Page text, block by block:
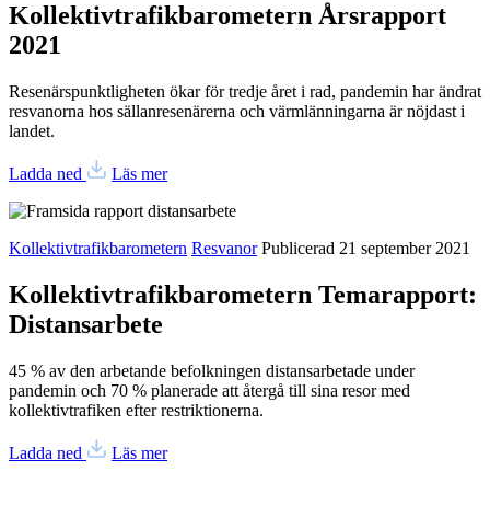
Kollektivtrafikbarometern Årsrapport
2021
Resenärspunktligheten ökar för tredje året i rad, pandemin har ändrat
resvanorna hos sällanresenärerna och värmlänningarna är nöjdast i
landet.
Ladda ned Läs mer
Kollektivtrafikbarometern Resvanor Publicerad 21 september 2021
Kollektivtrafikbarometern Temarapport:
Distansarbete
45 % av den arbetande befolkningen distansarbetade under
pandemin och 70 % planerade att återgå till sina resor med
kollektivtrafiken efter restriktionerna.
Ladda ned Läs mer